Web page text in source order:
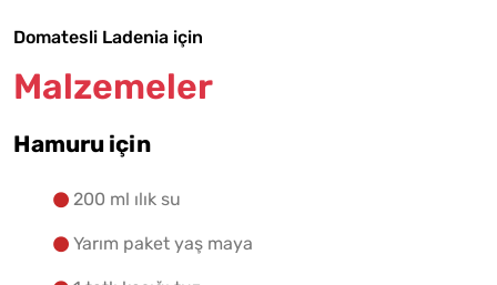
Domatesli Ladenia için
Malzemeler
Hamuru için
200 ml ılık su
Yarım paket yaş maya